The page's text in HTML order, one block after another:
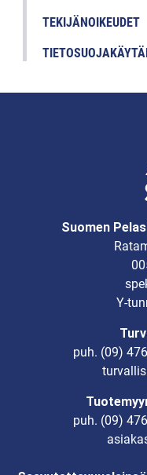
TEKIJÄNOIKEUDET
Suomen
Y-
puh. (09)
puh. (09)